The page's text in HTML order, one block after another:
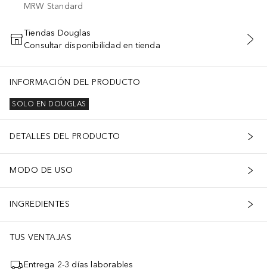
MRW Standard
AÑADIR AL CARRITO
Tiendas Douglas
Consultar disponibilidad en tienda
INFORMACIÓN DEL PRODUCTO
SOLO EN DOUGLAS
DETALLES DEL PRODUCTO
MODO DE USO
INGREDIENTES
TUS VENTAJAS
Entrega 2-3 días laborables